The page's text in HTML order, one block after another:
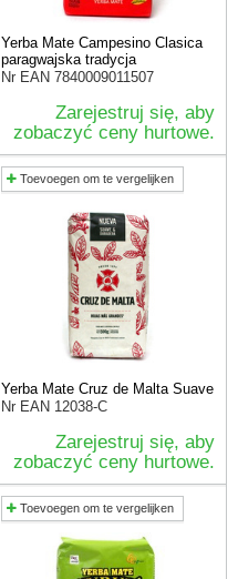
Yerba Mate Campesino Clasica
paragwajska tradycja
Nr EAN 7840009011507
Zarejestruj się, aby
zobaczyć ceny hurtowe.
Toevoegen om te vergelijken
Yerba Mate Cruz de Malta Suave
Nr EAN 12038-C
Zarejestruj się, aby
zobaczyć ceny hurtowe.
Toevoegen om te vergelijken